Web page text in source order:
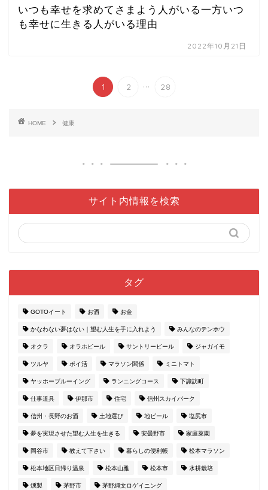
いつも幸せを求めてさまよう人がいる一方いつ
も幸せに生きる人がいる理由
2022年10月21日
1 2 ... 28
HOME 健康
サイト内情報を検索
タグ
GOTOイート お酒 お金
かなわない夢はない｜望む人生を手に入れよう みんなのテンホウ
オクラ オラホビール サントリービール ジャガイモ
ツルヤ ポイ活 マラソン関係 ミニトマト
ヤッホーブルーイング ランニングコース 下諏訪町
仕事道具 伊那市 住宅 信州スカイパーク
信州・長野のお酒 土地選び 地ビール 塩尻市
夢を実現させた望む人生を生きる 安曇野市 家庭菜園
岡谷市 教えて下さい 暮らしの便利帳 松本マラソン
松本地区日帰り温泉 松本山雅 松本市 水耕栽培
燻製 茅野市 茅野縄文ロゲイニング